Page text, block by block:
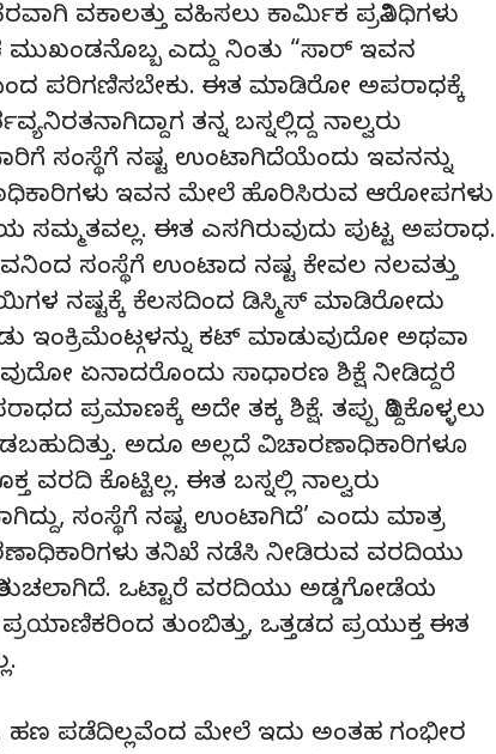
ವಕಾಲತ್ತು ವಹಿಸಲು ಕಾರ್ಮಿಕ ಪ್ರತಿನಿಧಿಗಳು
ಮುಖಂಡನೊಬ್ಬ ಎದ್ದು ನಿಂತು “ಸಾರ್ ಇವನ
ಪರಿಗಣಿಸಬೇಕು. ಈತ ಮಾಡಿರೋ ಅಪರಾಧಕ್ಕೆ
ತನ್ನ ಬಸ್ನಲ್ಲಿದ್ದ ನಾಲ್ವರು
ಸಂಸ್ಥೆಗೆ ನಷ್ಟ ಉಂಟಾಗಿದೆಯೆಂದು ಇವನನ್ನು
ಇವನ ಮೇಲೆ ಹೊರಿಸಿರುವ ಆರೋಪಗಳು
ಸಮ್ಮತವಲ್ಲ. ಈತ ಎಸಗಿರುವುದು ಪುಟ್ಟ ಅಪರಾಧ.
ಸಂಸ್ಥೆಗೆ ಉಂಟಾದ ನಷ್ಟ ಕೇವಲ ನಲವತ್ತು
ನಷ್ಟಕ್ಕೆ ಕೆಲಸದಿಂದ ಡಿಸ್ಮಿಸ್ ಮಾಡಿರೋದು
ಇಂಕ್ರಿಮೆಂಟ್ಗಳನ್ನು ಕಟ್ ಮಾಡುವುದೋ ಅಥವಾ
ಏನಾದರೊಂದು ಸಾಧಾರಣ ಶಿಕ್ಷೆ ನೀಡಿದ್ದರೆ
ಪ್ರಮಾಣಕ್ಕೆ ಅದೇ ತಕ್ಕ ಶಿಕ್ಷೆ. ತಪ್ಪು ತಿದ್ದಿಕೊಳ್ಳಲು
ಅದೂ ಅಲ್ಲದೆ ವಿಚಾರಣಾಧಿಕಾರಿಗಳೂ
ಕೊಟ್ಟಿಲ್ಲ. ಈತ ಬಸ್ನಲ್ಲಿ ನಾಲ್ವರು
ಸಂಸ್ಥೆಗೆ ನಷ್ಟ ಉಂಟಾಗಿದೆ’ ಎಂದು ಮಾತ್ರ
ತನಿಖೆ ನಡೆಸಿ ನೀಡಿರುವ ವರದಿಯು
ತಿರುಚಲಾಗಿದೆ. ಒಟ್ಟಾರೆ ವರದಿಯು ಅಡ್ಡಗೋಡೆಯ
ತುಂಬಿತ್ತು, ಒತ್ತಡದ ಪ್ರಯುಕ್ತ ಈತ
ಪಡೆದಿಲ್ಲವೆಂದ ಮೇಲೆ ಇದು ಅಂತಹ ಗಂಭೀರ